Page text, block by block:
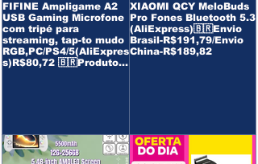
FIFINE Ampligame A2
USB Gaming Microfone
com tripé para
streaming, tap-to mudo
RGB,PC/PS4/5(AliExpres
s)R$80,72 🇧🇷Produto
XIAOMI QCY MeloBuds
Pro Fones Bluetooth 5.3
(AliExpress)🇧🇷Envio
Brasil-R$191,79/Envio
China-R$189,82